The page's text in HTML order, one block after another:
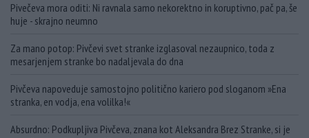
Pivečeva mora oditi: Ni ravnala samo nekorektno in koruptivno, pač pa, še
huje - skrajno neumno
Za mano potop: Pivčevi svet stranke izglasoval nezaupnico, toda z
mesarjenjem stranke bo nadaljevala do dna
Pivčeva napoveduje samostojno politično kariero pod sloganom »Ena
stranka, en vodja, ena volilka!«
Absurdno: Podkupljiva Pivčeva, znana kot Aleksandra Brez Stranke, si je